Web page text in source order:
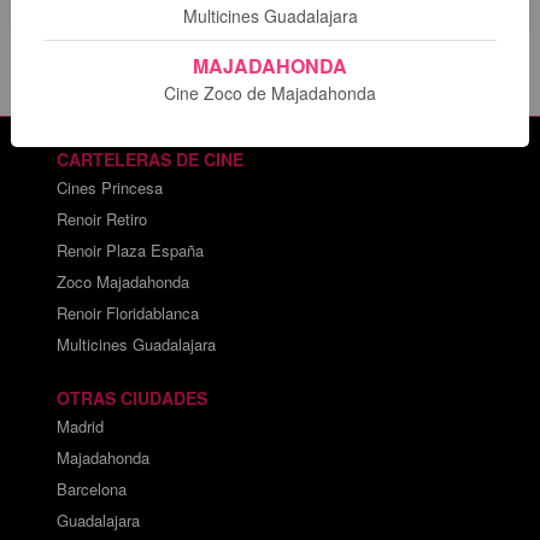
CARTELERAS DE CINE
Cines Princesa
Renoir Retiro
Renoir Plaza España
Zoco Majadahonda
Renoir Floridablanca
Multicines Guadalajara
OTRAS CIUDADES
Madrid
Majadahonda
Barcelona
Guadalajara
Multicines Guadalajara
MAJADAHONDA
Cine Zoco de Majadahonda